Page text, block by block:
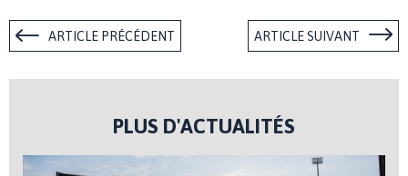
ARTICLE PRÉCÉDENT ARTICLE SUIVANT
PLUS D'ACTUALITÉS